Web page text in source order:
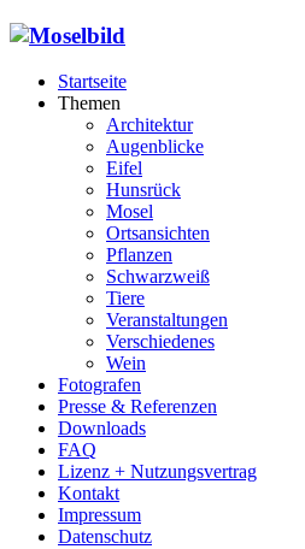
Startseite
Themen
Architektur
Augenblicke
Eifel
Hunsrück
Mosel
Ortsansichten
Pflanzen
Schwarzweiß
Tiere
Veranstaltungen
Verschiedenes
Wein
Fotografen
Presse & Referenzen
Downloads
FAQ
Lizenz + Nutzungsvertrag
Kontakt
Impressum
Datenschutz